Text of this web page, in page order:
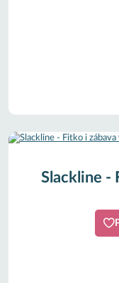
Slackline -